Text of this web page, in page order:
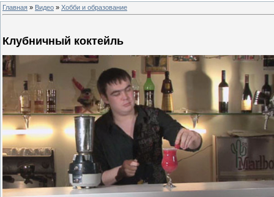
Главная » Видео » Хобби и образование
Клубничный коктейль